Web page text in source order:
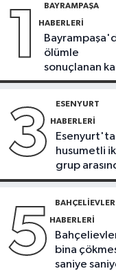
1 BAYRAMPAŞA
HABERLERI
ölümle
sonuçlanan
Sürücü
3 ESENYURT
HABERLERI
Esenyurt'ta
husumetli
grup
silahlı kavga
5 BAHÇELIEVLER
HABERLERI
bina
saniye